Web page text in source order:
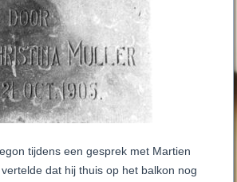
tijdens een gesprek met Martien
dat hij thuis op het balkon nog